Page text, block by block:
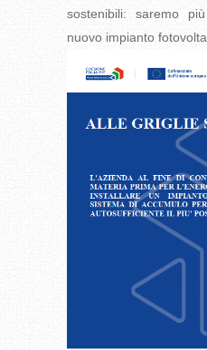
sostenibili: saremo
nuovo impianto